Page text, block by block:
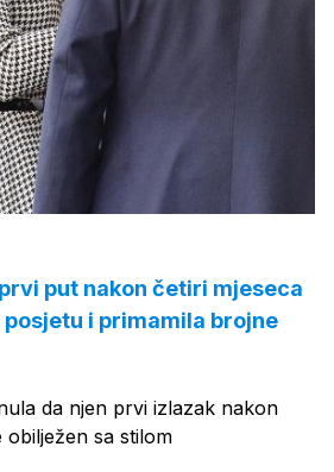
put nakon četiri mjeseca
posjetu i primamila brojne
da njen prvi izlazak nakon
sa stilom